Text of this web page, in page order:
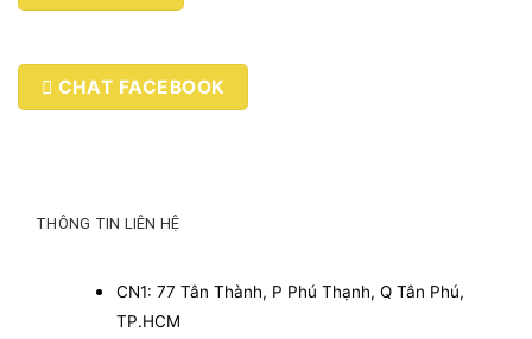
CHAT FACEBOOK
THÔNG TIN LIÊN HỆ
CN1: 77 Tân Thành, P Phú Thạnh, Q Tân Phú,
TP.HCM